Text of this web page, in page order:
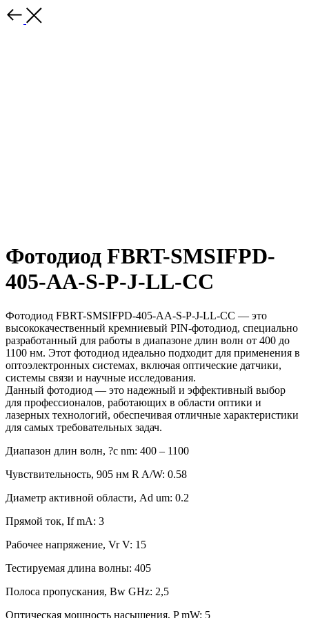
Фотодиод FBRT-SMSIFPD-
405-AA-S-P-J-LL-CC
Фотодиод FBRT-SMSIFPD-405-AA-S-P-J-LL-CC — это
высококачественный кремниевый PIN-фотодиод, специально
разработанный для работы в диапазоне длин волн от 400 до
1100 нм. Этот фотодиод идеально подходит для применения в
оптоэлектронных системах, включая оптические датчики,
системы связи и научные исследования.
Данный фотодиод — это надежный и эффективный выбор
для профессионалов, работающих в области оптики и
лазерных технологий, обеспечивая отличные характеристики
для самых требовательных задач.
Диапазон длин волн, ?c nm: 400 – 1100
Чувствительность, 905 нм R A/W: 0.58
Диаметр активной области, Ad um: 0.2
Прямой ток, If mA: 3
Рабочее напряжение, Vr V: 15
Тестируемая длина волны: 405
Полоса пропускания, Bw GHz: 2,5
Оптическая мощность насыщения, P mW: 5